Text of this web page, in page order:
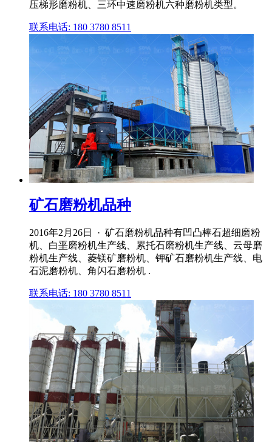
压梯形磨粉机、三环中速磨粉机六种磨粉机类型。
联系电话: 180 3780 8511
矿石磨粉机品种
2016年2月26日 · 矿石磨粉机品种有凹凸棒石超细磨粉
机、白垩磨粉机生产线、累托石磨粉机生产线、云母磨
粉机生产线、菱镁矿磨粉机、钾矿石磨粉机生产线、电
石泥磨粉机、角闪石磨粉机 .
联系电话: 180 3780 8511